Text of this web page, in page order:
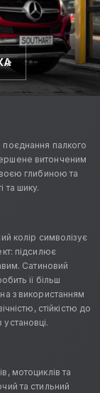
палкого
витонченим
глибиною та
та шику.
колір символізує
підсилює
Сатиновий
її більш
з використанням
стійкістю до
мотоциклів та
та стильний